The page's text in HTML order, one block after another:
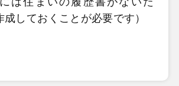
しておくことが必要です）